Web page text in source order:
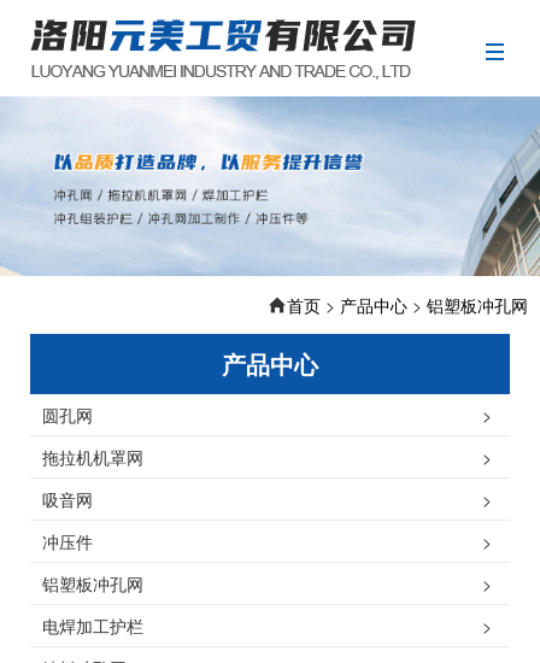
首页 > 产品中心 > 铝塑板冲孔网
产品中心
>
圆孔网
>
拖拉机机罩网
>
吸音网
>
冲压件
>
铝塑板冲孔网
>
电焊加工护栏